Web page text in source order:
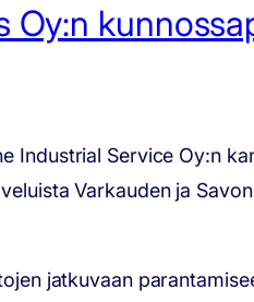
Oy:n
Industrial Service Oy:n
Varkauden ja
jatkuvaan